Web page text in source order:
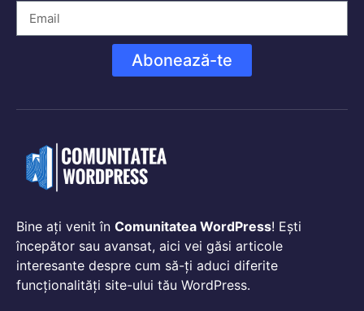
Abonează-te
Bine ați venit în Comunitatea WordPress! Ești
începător sau avansat, aici vei găsi articole
interesante despre cum să-ți aduci diferite
funcționalități site-ului tău WordPress.